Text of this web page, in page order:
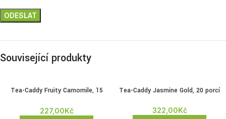
Související produkty
Tea-Caddy Fruity Camomile, 15
227,00Kč
Tea-Caddy Jasmine Gold, 20 porcí
322,00Kč